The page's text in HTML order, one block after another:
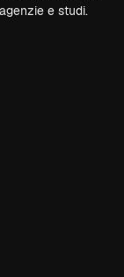
e studi.